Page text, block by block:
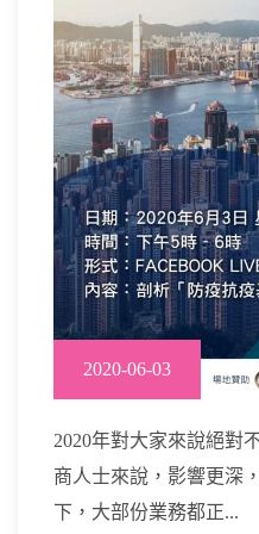
2020-06-03
2020年對大家來說絕對
商人士來說，影響更深
下，大部份業務都正...